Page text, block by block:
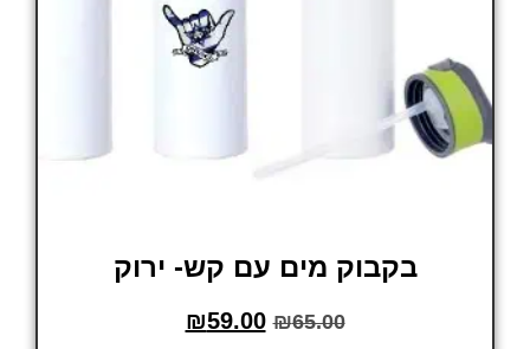
בקבוק מים עם קש- ירוק
₪65.00
₪59.00